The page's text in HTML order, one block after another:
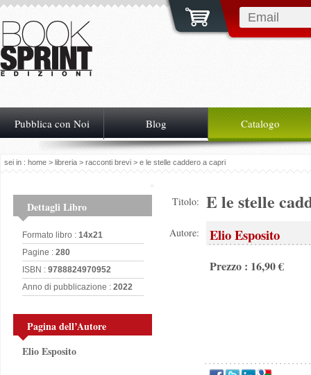
Pubblica con Noi Blog Catalogo
sei in : home > libreria > racconti brevi > e le stelle caddero a capri
Dettagli Libro
Formato libro : 14x21
Pagine : 280
ISBN : 9788824970952
Anno di pubblicazione : 2022
Pagina dell’Autore
Elio Esposito
Titolo: E le stelle
Autore: Elio Esposito
Prezzo : 16,90 €